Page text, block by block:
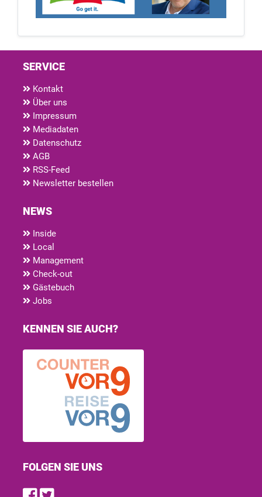
SERVICE
Kontakt
Über uns
Impressum
Mediadaten
Datenschutz
AGB
RSS-Feed
Newsletter bestellen
NEWS
Inside
Local
Management
Check-out
Gästebuch
Jobs
KENNEN SIE AUCH?
FOLGEN SIE UNS